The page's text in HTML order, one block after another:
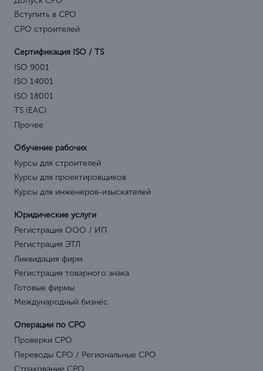
Вступить в СРО
СРО строителей
Сертификация ISO / TS
ISO 9001
ISO 14001
ISO 18001
TS (EAC)
Прочее
Обучение рабочих
Курсы для строителей
Курсы для проектировщиков
Курсы для инженеров-изыскателей
Юридические услуги
Регистрация ООО / ИП
Регистрация ЭТЛ
Ликвидация фирм
Регистрация товарного знака
Готовые фирмы
Международный бизнес
Операции по СРО
Проверки СРО
Переводы СРО / Региональные СРО